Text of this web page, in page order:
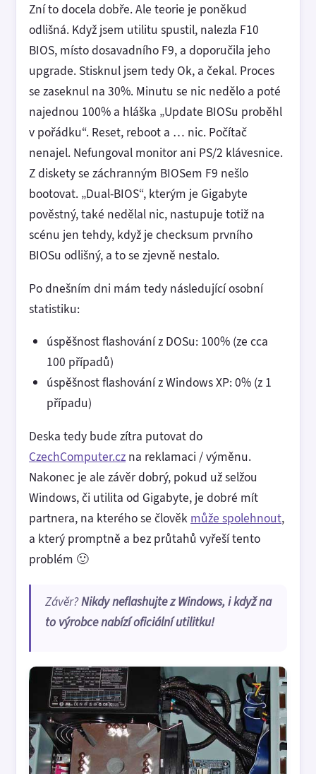
Zní to docela dobře. Ale teorie je poněkud
odlišná. Když jsem utilitu spustil, nalezla F10
BIOS, místo dosavadního F9, a doporučila jeho
upgrade. Stisknul jsem tedy Ok, a čekal. Proces
se zaseknul na 30%. Minutu se nic nedělo a poté
najednou 100% a hláška „Update BIOSu proběhl
v pořádku“. Reset, reboot a … nic. Počítač
nenajel. Nefungoval monitor ani PS/2 klávesnice.
Z diskety se záchranným BIOSem F9 nešlo
bootovat. „Dual-BIOS“, kterým je Gigabyte
pověstný, také nedělal nic, nastupuje totiž na
scénu jen tehdy, když je checksum prvního
BIOSu odlišný, a to se zjevně nestalo.
Po dnešním dni mám tedy následující osobní
statistiku:
úspěšnost flashování z DOSu: 100% (ze cca
100 případů)
úspěšnost flashování z Windows XP: 0% (z 1
případu)
Deska tedy bude zítra putovat do
CzechComputer.cz na reklamaci / výměnu.
Nakonec je ale závěr dobrý, pokud už selžou
Windows, či utilita od Gigabyte, je dobré mít
partnera, na kterého se člověk může spolehnout,
a který promptně a bez průtahů vyřeší tento
problém 🙂
Závěr?Nikdy neflashujte z Windows, i když na
to výrobce nabízí oficiální utilitku!